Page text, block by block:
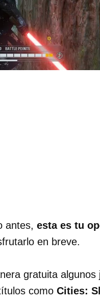
antes, esta es tu
en breve.
gratuita algunos
como Cities: